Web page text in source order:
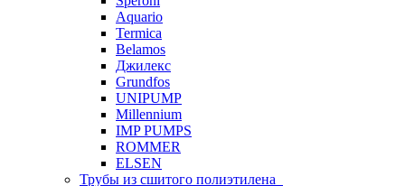
Aquario
Termica
Belamos
Джилекс
Grundfos
UNIPUMP
Millennium
IMP PUMPS
ROMMER
ELSEN
Трубы из сшитого полиэтилена